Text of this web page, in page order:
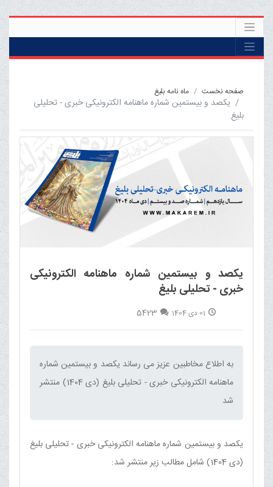
صفحه نخست ماه نامه بلیغ
یکصد و بیستمین شماره ماهنامه الکترونیکی خبری - تحلیلی
بلیغ
یکصد و بیستمین شماره ماهنامه الکترونیکی
خبری - تحلیلی بلیغ
01 دی 1404 5423
به اطلاع مخاطبین عزیز می رساند یکصد و بیستمین شماره
ماهنامه الکترونیکی خبری - تحلیلی بلیغ (دی 1404) منتشر
شد‌
یکصد و بیستمین شماره ماهنامه الکترونیکی خبری - تحلیلی بلیغ
(دی 1404) شامل مطالب زیر منتشر شد: